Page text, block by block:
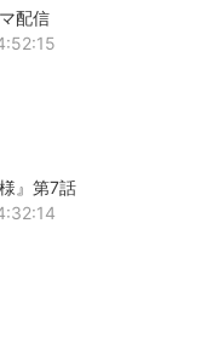
配信
』第7話